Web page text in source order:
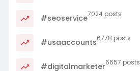
#seoservice7024 posts
#usaaccounts6778 posts
#digitalmarketer6657 posts